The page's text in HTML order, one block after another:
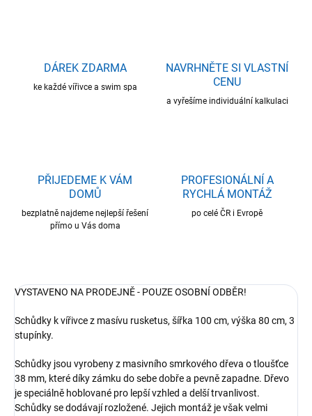
DÁREK ZDARMA
ke každé vířivce a swim spa
NAVRHNĚTE SI VLASTNÍ
CENU
a vyřešíme individuální kalkulaci
PŘIJEDEME K VÁM
DOMŮ
bezplatně najdeme nejlepší řešení
přímo u Vás doma
PROFESIONÁLNÍ A
RYCHLÁ MONTÁŽ
po celé ČR i Evropě
VYSTAVENO NA PRODEJNĚ - POUZE OSOBNÍ ODBĚR!
Schůdky k vířivce z masívu rusketus, šířka 100 cm, výška 80 cm, 3
stupínky.
Schůdky jsou vyrobeny z masivního smrkového dřeva o tloušťce
38 mm, které díky zámku do sebe dobře a pevně zapadne. Dřevo
je speciálně hoblované pro lepší vzhled a delší trvanlivost.
Schůdky se dodávají rozložené. Jejich montáž je však velmi